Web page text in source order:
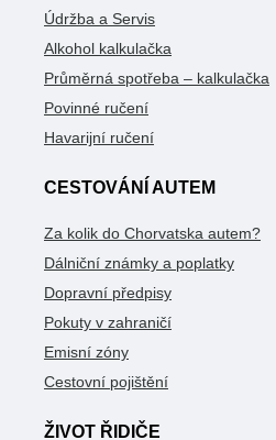
Údržba a Servis
Alkohol kalkulačka
Průměrná spotřeba – kalkulačka
Povinné ručení
Havarijní ručení
CESTOVÁNÍ AUTEM
Za kolik do Chorvatska autem?
Dálniční známky a poplatky
Dopravní předpisy
Pokuty v zahraničí
Emisní zóny
Cestovní pojištění
ŽIVOT ŘIDIČE